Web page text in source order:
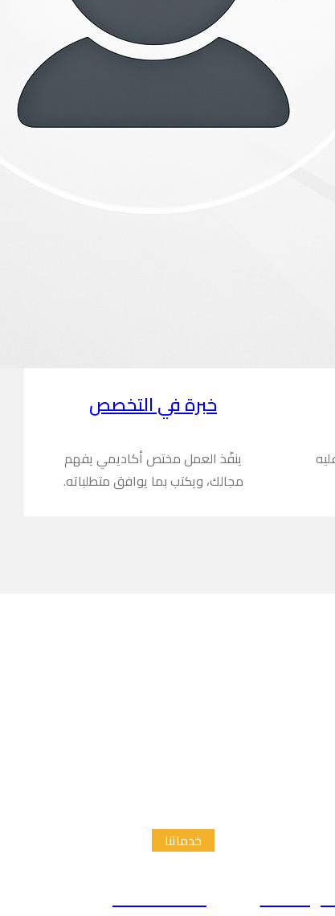
خبرة في التخصص
ينفّذ العمل مختص أكاديمي يفهم
مجالك، ويكتب بما يوافق متطلباته.
خدماتنا
إعداد الاطار